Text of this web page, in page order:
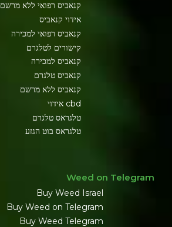
קנאביס רפואי ללא מרשם
אידוי קנאביס
קנאביס רפואי למכירה
קישורים לטלגרם
קנאביס למכירה
קנאביס טלגרם
קנאביס ללא מרשם
cbd אידוי
טלגראס טלגרם
טלגראס בוט הגזע
Weed on Telegram
Buy Weed Israel
Buy Weed on Telegram
Buy Weed Telegram